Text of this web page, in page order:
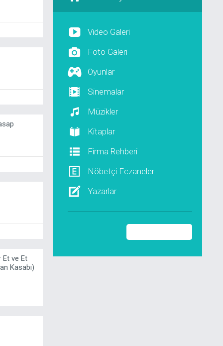
Et ve Et
Kasabı)
Video Galeri
Foto Galeri
Oyunlar
Sinemalar
Müzikler
Kitaplar
Firma Rehberi
Nöbetçi Eczaneler
Yazarlar